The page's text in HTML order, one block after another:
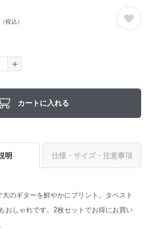
（税込）
カートに入れる
明 仕様・サイズ・注意事項
のギターを鮮やかにプリント。タペスト
おしゃれです。2枚セットでお得にお買い